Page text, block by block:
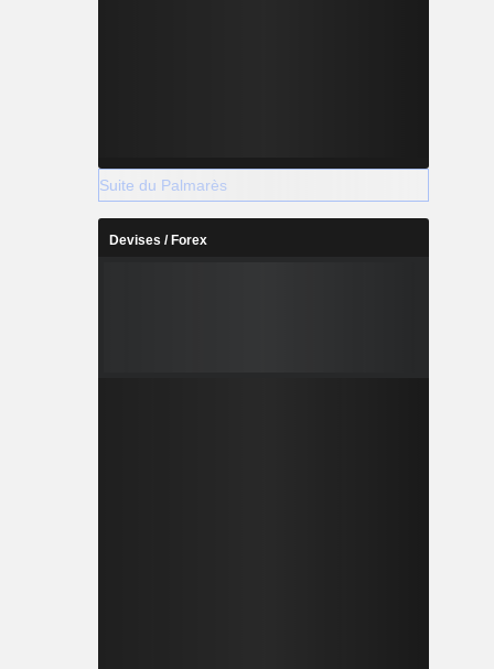
Suite du Palmarès
Devises / Forex